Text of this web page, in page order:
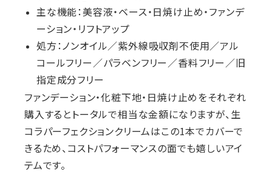
主な機能：美容液・ベース・日焼け止め・ファンデ
ーション・リフトアップ
処方：ノンオイル／紫外線吸収剤不使用／アル
コールフリー／パラベンフリー／香料フリー／旧
指定成分フリー
ファンデーション・化粧下地・日焼け止めをそれぞれ
購入するとトータルで相当な金額になりますが、生
コラパーフェクションクリームはこの1本でカバーで
きるため、コストパフォーマンスの面でも嬉しいアイ
テムです。